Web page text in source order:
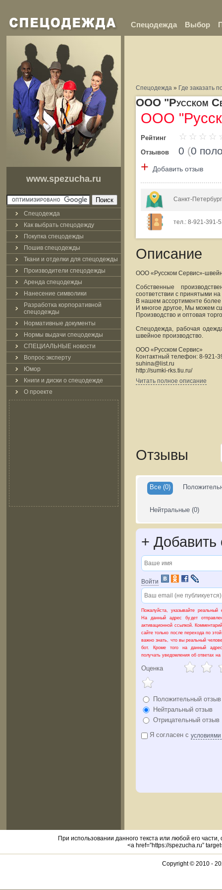
Спецодежда Выбор
www.spezucha.ru
Спецодежда
Как выбрать спецодежду
Покупка спецодежды
Пошив спецодежды
Ткани и отделки для спецодежды
Производители спецодежды
Аренда спецодежды
Нанесение символики
Разработка корпоративной
спецодежды
Нормативные документы
Нормы выдачи спецодежды
СПЕЦИАЛЬНЫЕ новости
Вопрос эксперту
Юмор
Книги и диски о спецодежде
О проекте
Спецодежда » Где заказать
ООО "Русском
ООО
Рейтинг
Отзывов
0 (0
+ Добавить отзыв
Санкт-
тел.: 8-921-391-
Описание
ООО «Русском Сервис»-
Собственные
соответствии с принятыми
В нашем ассортименте
И многое другое, Мы можем
Производство и оптовая
Спецодежда, рабочая
швейное производство.
ООО «Русском Сервис»
Контактный телефон: 8-921-
suhina@list.ru
http://sumki-rks.tiu.ru/
http://supa-bags.ru/
Читать полное описание
Отзывы
Все (0)
Нейтральные(0)
+ Добавить
Войти
Пожалуйста, указывайте реальный
На данный адрес будет
активационной ссылкой.
сайте только после перехода по
важно знать, что вы реальный
бот. Кроме того на данный
получать уведомления об ответах
Оценка
Положительный отзыв
Нейтральный отзыв
Отрицательный отзыв
Я согласен с
При использовании данного текста или любой его части,
<a href=”https://spezucha.ru”
Copyright © 2010 -